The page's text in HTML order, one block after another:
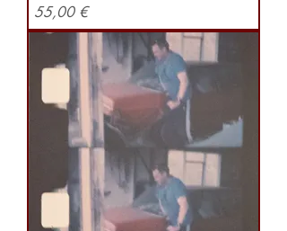
Preis
55,00 €